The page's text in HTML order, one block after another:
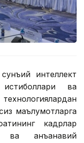
интеллект
ва
маълумотларга
кадрлар
ва анъанавий